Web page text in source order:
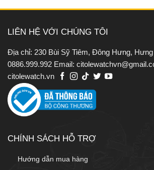
LIÊN HỆ VỚI CHÚNG TÔI
Địa chỉ: 230 Bùi Sỹ Tiêm, Đông Hưng, Hưng
0886.999.992 Email:
citolewatch.vn
CHÍNH SÁCH HỖ TRỢ
Hướng dẫn mua hàng